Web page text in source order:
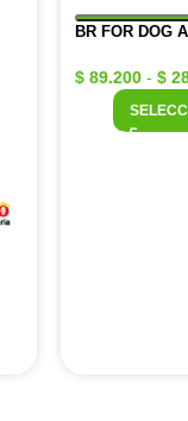
BR FOR DOG
$ 89.200 - $